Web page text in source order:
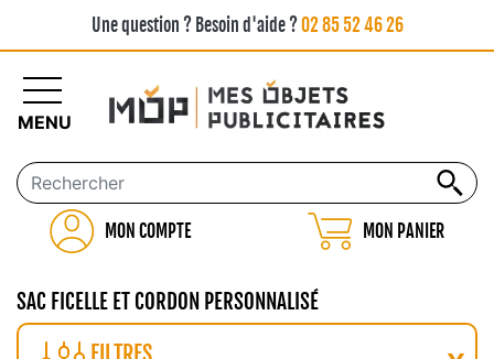
Une question ? Besoin d'aide ?02 85 52 46 26
MON COMPTE MON PANIER
MENU
SAC FICELLE ET CORDON PERSONNALISÉ